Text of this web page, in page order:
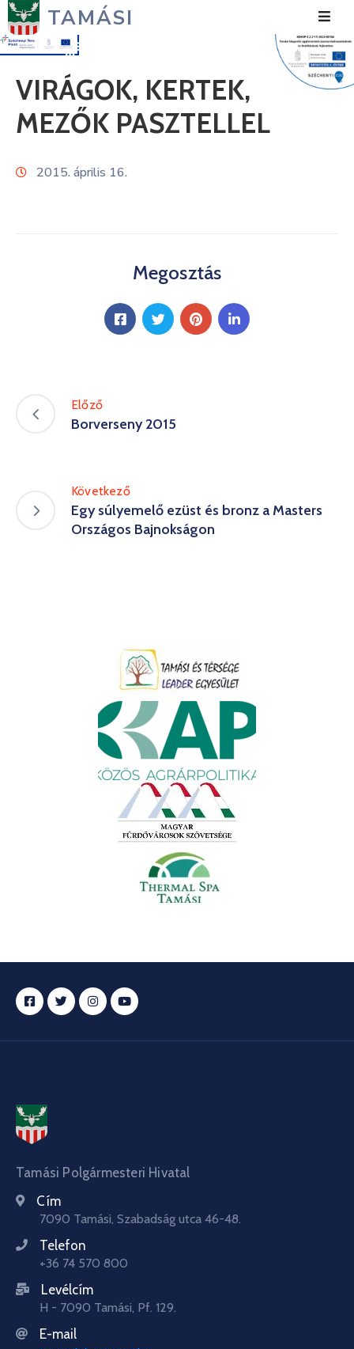
TAMÁSI
Polgármesteri
Keresés
VIRÁGOK, KERTEK,
MEZŐK PASZTELLEL
2015. április 16.
Megosztás
Előző
Borverseny 2015
Következő
Egy súlyemelő ezüst és bronz a Masters
Országos Bajnokságon
Tamási Polgármesteri Hivatal
Cím
7090 Tamási, Szabadság utca 46-48.
Telefon
+36 74 570 800
Levélcím
H - 7090 Tamási, Pf. 129.
E-mail